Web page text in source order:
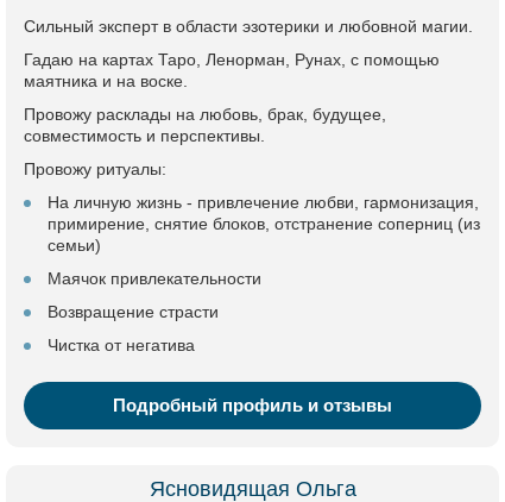
Сильный эксперт в области эзотерики и любовной магии.
Гадаю на картах Таро, Ленорман, Рунах, с помощью
маятника и на воске.
Провожу расклады на любовь, брак, будущее,
совместимость и перспективы.
Провожу ритуалы:
На личную жизнь - привлечение любви, гармонизация,
примирение, снятие блоков, отстранение соперниц (из
семьи)
Маячок привлекательности
Возвращение страсти
Чистка от негатива
Подробный профиль и отзывы
Ясновидящая Ольга